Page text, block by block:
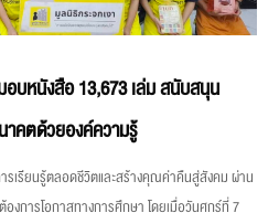
บหนังสือ 13,673 เล่ม สนับสนุน
าคตด้วยองค์ความรู้
เรียนรู้ตลอดชีวิตและสร้างคุณค่าคืนสู่สังคม ผ่าน
งการโอกาสทางการศึกษา โดยเมื่อวันศุกร์ที่ 7